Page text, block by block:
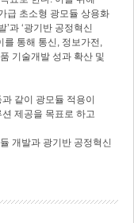
급 초소형 광모듈 상용화
’과 ‘광기반 공정혁신
를 통해 통신, 정보가전,
기술개발 성과 확산 및
같이 광모듈 적용이
제공을 목표로 하고
개발과 광기반 공정혁신